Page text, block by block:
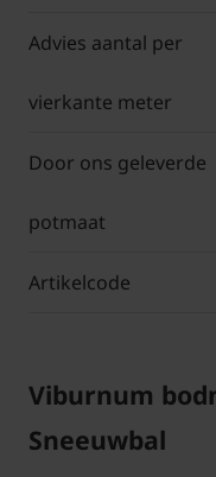
Advies aantal per
vierkante meter
Door ons geleverde
potmaat
Artikelcode
Viburnum
Sneeuwbal